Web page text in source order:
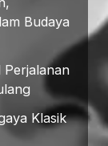
Budaya
Klasik